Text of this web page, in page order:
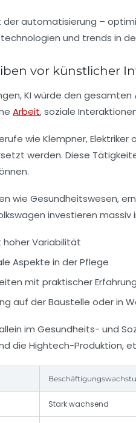
vor künstlicher
KI würde den
Arbeit, soziale
wie Klempner,
werden. Diese
wie Gesundheitswesen,
investieren
hoher Variabilität
Aspekte in der Pflege
mit praktischer Erfahrung
auf der Baustelle oder in
im Gesundheits- und
die Hightech-Produktion,
Stark wachsend